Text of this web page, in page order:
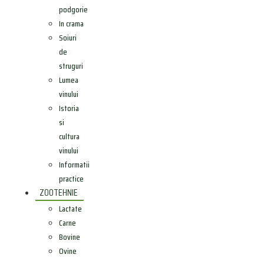
podgorie
In crama
Soiuri
de
struguri
Lumea
vinului
Istoria
si
cultura
vinului
Informatii
practice
ZOOTEHNIE
Lactate
Carne
Bovine
Ovine